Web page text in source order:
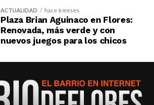
ACTUALIDAD hace 6 meses
Plaza Brian Aguinaco en Flores:
Renovada, más verde y con
nuevos juegos para los chicos